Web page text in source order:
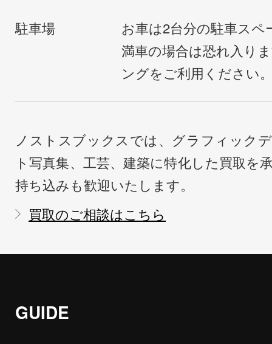
駐車場
お車は2台分の駐車ス
満車の場合は恐れ入り
ングをご利用ください
ノストスブックスでは、グラフィック
ト写真集、工芸、建築に特化した買取を
持ち込みも歓迎いたします。
買取のご相談はこちら
GUIDE